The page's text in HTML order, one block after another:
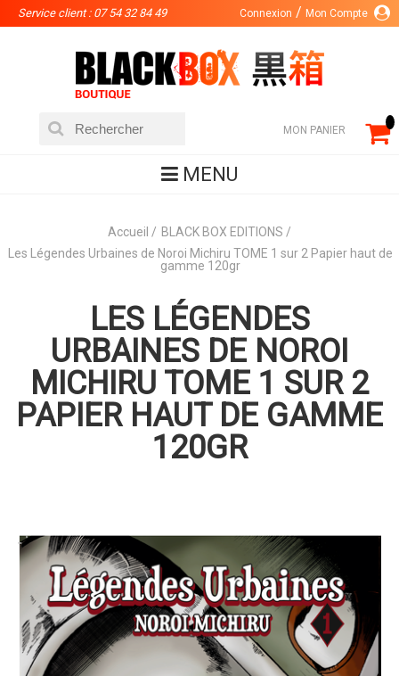
Service client : 07 54 32 84 49 Connexion Mon Compte
MON PANIER
MENU
Accueil
BLACK BOX EDITIONS
Les Légendes Urbaines de Noroi Michiru TOME 1 sur 2 Papier haut de
gamme 120gr
LES LÉGENDES
URBAINES DE NOROI
MICHIRU TOME 1 SUR 2
PAPIER HAUT DE GAMME
120GR